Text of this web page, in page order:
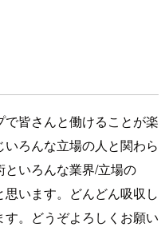
皆さんと働けることが楽
ろんな立場の人と関わら
いろんな業界/立場の
います。どんどん吸収し
。どうぞよろしくお願い